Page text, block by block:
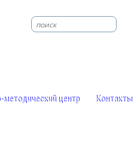
методический центр Контакты